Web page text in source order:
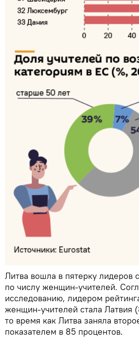
Литва вошла в пятерку лидеров
по числу женщин-учителей.
исследованию, лидером
женщин-учителей стала Латвия
то время как Литва заняла
показателем в 85 процентов.